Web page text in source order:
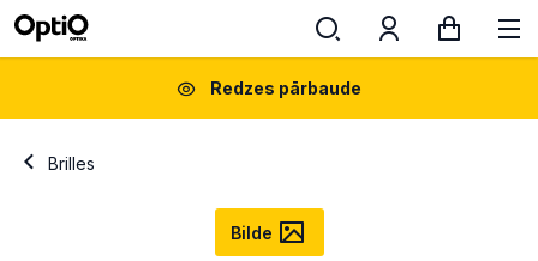
Redzes pārbaude
Brilles
Bilde